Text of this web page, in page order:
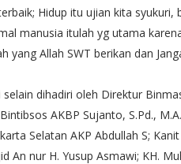
Hidup itu ujian kita
manusia itulah yg utama
yang Allah SWT berikan dan
dihadiri oleh Direktur
AKBP Sujanto, S.Pd.,
Selatan AKP Abdullah S;
An nur H. Yusup Asmawi; KH.